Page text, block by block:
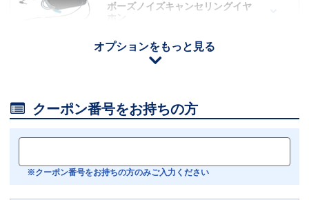
オプションをもっと見る
ボーズノイズキャンセリングイヤ
ホン
－
おすすめ
Bluetoothイヤホン対応
トランスミッター
 クーポン番号をお持ちの方
※クーポン番号をお持ちの方のみご入力ください